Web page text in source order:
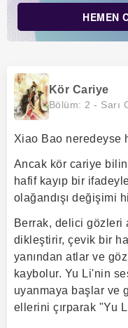
HEMEN
Kör Cariye
Bölüm: 2 - Sarı
Xiao Bao neredeyse
Ancak kör cariye
hafif kayıp bir
olağandışı değişimi
Berrak, delici gözleri
dikleştirir, çevik bir
yanından atlar ve
kaybolur. Yu Li'nin
uyanmaya başlar ve
ellerini çırparak "Yu